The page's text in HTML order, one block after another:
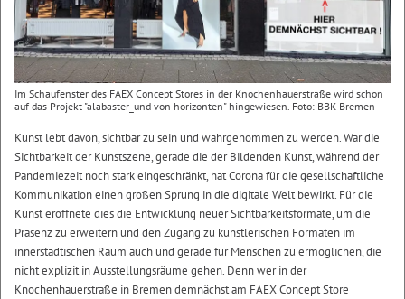
Im Schaufenster des FAEX Concept Stores in der Knochenhauerstraße wird schon
auf das Projekt "alabaster_und von horizonten" hingewiesen. Foto: BBK Bremen
Kunst lebt davon, sichtbar zu sein und wahrgenommen zu werden. War die
Sichtbarkeit der Kunstszene, gerade die der Bildenden Kunst, während der
Pandemiezeit noch stark eingeschränkt, hat Corona für die gesellschaftliche
Kommunikation einen großen Sprung in die digitale Welt bewirkt. Für die
Kunst eröffnete dies die Entwicklung neuer Sichtbarkeitsformate, um die
Präsenz zu erweitern und den Zugang zu künstlerischen Formaten im
innerstädtischen Raum auch und gerade für Menschen zu ermöglichen, die
nicht explizit in Ausstellungsräume gehen. Denn wer in der
Knochenhauerstraße in Bremen demnächst am FAEX Concept Store